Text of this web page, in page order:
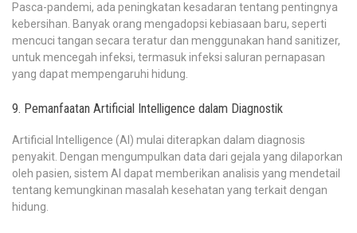
Pasca-pandemi, ada peningkatan kesadaran tentang pentingnya
kebersihan. Banyak orang mengadopsi kebiasaan baru, seperti
mencuci tangan secara teratur dan menggunakan hand sanitizer,
untuk mencegah infeksi, termasuk infeksi saluran pernapasan
yang dapat mempengaruhi hidung.
9. Pemanfaatan Artificial Intelligence dalam Diagnostik
Artificial Intelligence (AI) mulai diterapkan dalam diagnosis
penyakit. Dengan mengumpulkan data dari gejala yang dilaporkan
oleh pasien, sistem AI dapat memberikan analisis yang mendetail
tentang kemungkinan masalah kesehatan yang terkait dengan
hidung.